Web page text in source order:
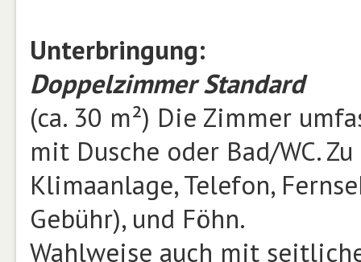
Unterbringung:
Doppelzimmer Standard
(ca. 30 m²) Die Zimmer
mit Dusche oder Bad/WC.
Klimaanlage, Telefon,
Gebühr), und Föhn.
Wahlweise auch mit